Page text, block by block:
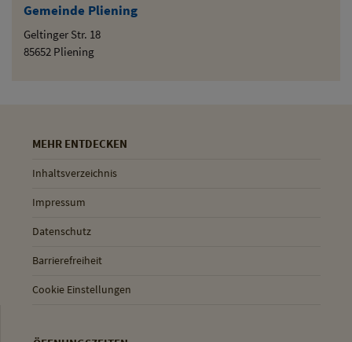
Gemeinde Pliening
Geltinger Str. 18
85652 Pliening
MEHR ENTDECKEN
Inhaltsverzeichnis
Impressum
Datenschutz
Barrierefreiheit
Cookie Einstellungen